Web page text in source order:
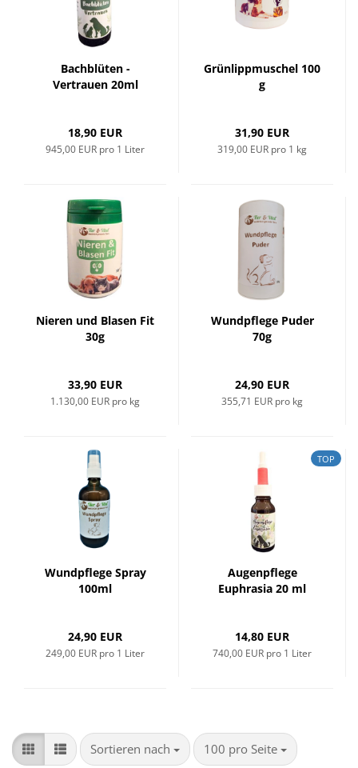
Bachblüten -
Vertrauen 20ml
18,90 EUR
945,00 EUR pro 1 Liter
Grünlippmuschel 100
g
31,90 EUR
319,00 EUR pro 1 kg
Nieren und Blasen Fit
30g
33,90 EUR
1.130,00 EUR pro kg
Wundpflege Puder
70g
24,90 EUR
355,71 EUR pro kg
Wundpflege Spray
100ml
24,90 EUR
249,00 EUR pro 1 Liter
TOP
Augenpflege
Euphrasia 20 ml
14,80 EUR
740,00 EUR pro 1 Liter
Sortieren nach
Sortieren nach 100 pro Seite
pro Seite